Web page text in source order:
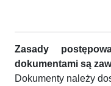
Zasady
dokumentami są
Dokumenty należy